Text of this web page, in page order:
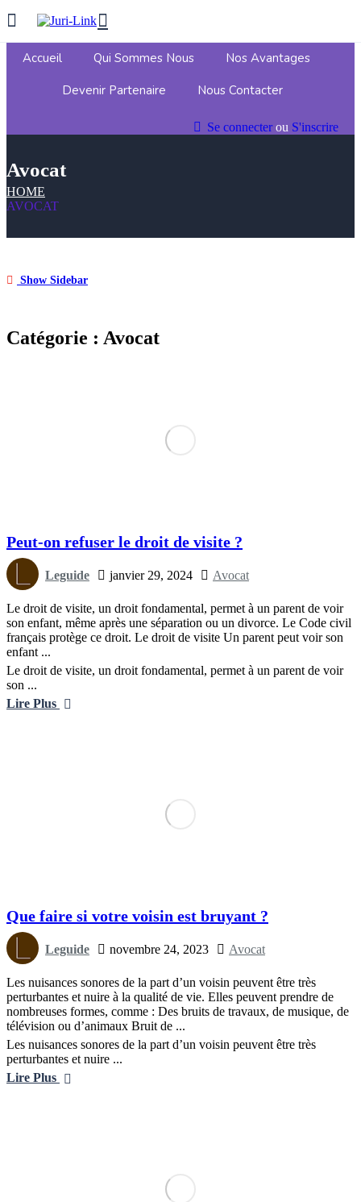
Accueil Qui Sommes Nous
Nos Avantages
Devenir Partenaire
Nous Contacter
Se connecter ou S'inscrire
Avocat
HOME
AVOCAT
Show Sidebar
Catégorie : Avocat
Peut-on refuser le droit de visite ?
Leguide janvier 29, 2024 Avocat
Le droit de visite, un droit fondamental, permet à un parent de voir
son enfant, même après une séparation ou un divorce. Le Code civil
français protège ce droit. Le droit de visite Un parent peut voir son
enfant ...
Le droit de visite, un droit fondamental, permet à un parent de voir
son ...
Lire Plus
Que faire si votre voisin est bruyant ?
Leguide novembre 24, 2023 Avocat
Les nuisances sonores de la part d’un voisin peuvent être très
perturbantes et nuire à la qualité de vie. Elles peuvent prendre de
nombreuses formes, comme : Des bruits de travaux, de musique, de
télévision ou d’animaux Bruit de ...
Les nuisances sonores de la part d’un voisin peuvent être très
perturbantes et nuire ...
Lire Plus